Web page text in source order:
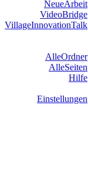
NeueArbeit
VideoBridge
VillageInnovationTalk
AlleOrdner
AlleSeiten
Hilfe
Einstellungen